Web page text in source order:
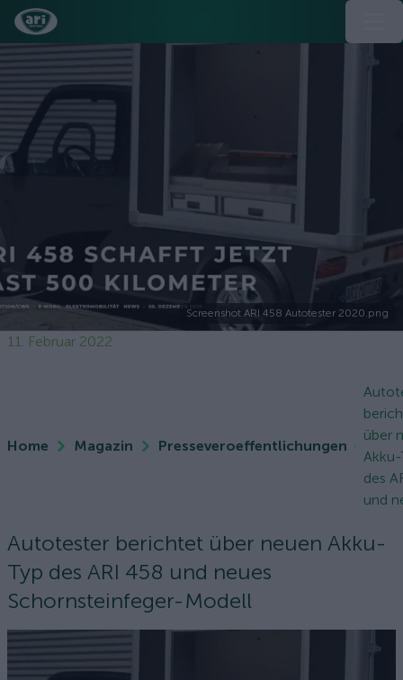
Screenshot ARI 458 Autotester 2020.png
11. Februar 2022
Home Magazin Presseveroeffentlichungen
über
des
und
Autotester berichtet über neuen Akku-
Typ des ARI 458 und neues
Schornsteinfeger-Modell